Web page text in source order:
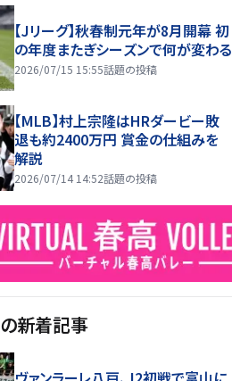
【Jリーグ】秋春制元年が8月開幕 初
の年度またぎシーズンで何が変わる
2026/07/15 15:55話題の投稿
【MLB】村上宗隆はHRダービー敗
退も約2400万円 賞金の仕組みを
解説
2026/07/14 14:52話題の投稿
の新着記事